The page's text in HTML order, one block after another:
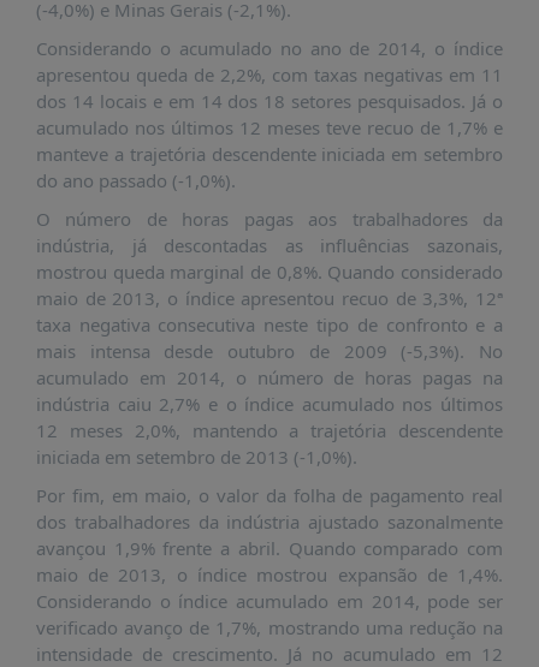
DADOS
FRENTE
PARLAMENTAR
SOBRE
A
FRENTE
MATERIAIS
INFORMAÇÕES
CURSOS
EVENTOS
INSCRIÇÕES
DISPONÍVEIS
PUBLICAÇÕES
REVISTA
RUMOS
LIVROS
(-4,0%) e Minas Gerais (-2,1%).
Considerando o acumulado no ano de 2014, o índice
apresentou queda de 2,2%, com taxas negativas em 11
dos 14 locais e em 14 dos 18 setores pesquisados. Já o
acumulado nos últimos 12 meses teve recuo de 1,7% e
manteve a trajetória descendente iniciada em setembro
do ano passado (-1,0%).
O número de horas pagas aos trabalhadores da
indústria, já descontadas as influências sazonais,
mostrou queda marginal de 0,8%. Quando considerado
maio de 2013, o índice apresentou recuo de 3,3%, 12ª
taxa negativa consecutiva neste tipo de confronto e a
mais intensa desde outubro de 2009 (-5,3%). No
acumulado em 2014, o número de horas pagas na
indústria caiu 2,7% e o índice acumulado nos últimos
12 meses 2,0%, mantendo a trajetória descendente
iniciada em setembro de 2013 (-1,0%).
Por fim, em maio, o valor da folha de pagamento real
dos trabalhadores da indústria ajustado sazonalmente
avançou 1,9% frente a abril. Quando comparado com
maio de 2013, o índice mostrou expansão de 1,4%.
Considerando o índice acumulado em 2014, pode ser
verificado avanço de 1,7%, mostrando uma redução na
intensidade de crescimento. Já no acumulado em 12